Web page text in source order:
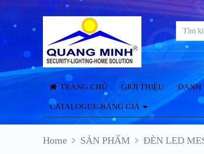
TRANG CHỦ GIỚI THIỆU DANH
CATALOGUE-BẢNG GIÁ
Home SẢN PHẨM ĐÈN LED